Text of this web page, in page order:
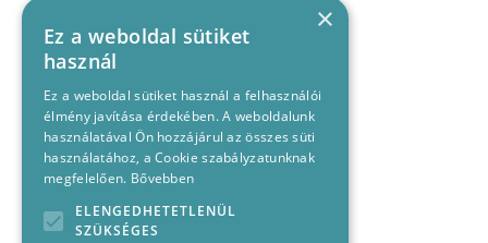
×
Ez a weboldal sütiket
használ
Ez a weboldal sütiket használ a felhasználói
élmény javítása érdekében. A weboldalunk
használatával Ön hozzájárul az összes süti
használatához, a Cookie szabályzatunknak
megfelelően. Bővebben
ELENGEDHETETLENÜL
SZÜKSÉGES